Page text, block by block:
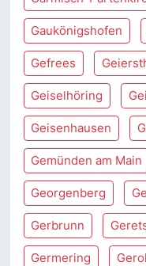
Gaukönigshofen
Gefrees
Geiselhöring
Geisenhausen
Gemünden am Main
Georgenberg
Gerbrunn
Germering